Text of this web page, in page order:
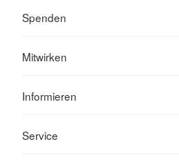
Spenden
Mitwirken
Informieren
Service